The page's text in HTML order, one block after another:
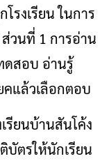
รงเรียน ในการ
วนที่ 1 การอ่าน
ดสอบ อ่านรู้
คแล้วเลือกตอบ
รียนบ้านสันโค้ง
บัตรให้นักเรียน